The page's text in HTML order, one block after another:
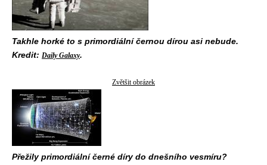
Takhle horké to s primordiální černou dírou asi nebude.
Kredit: Daily Galaxy.
Zvětšit obrázek
Přežily primordiální černé díry do dnešního vesmíru?